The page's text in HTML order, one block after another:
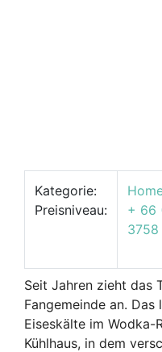
Kategorie:
Preisniveau:
+ 66
3758
Seit Jahren zieht das
Fangemeinde an.
Eiseskälte im Wodka-
Kühlhaus, in dem